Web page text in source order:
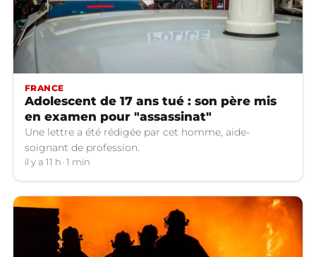
FRANCE
Adolescent de 17 ans tué : son père mis
en examen pour "assassinat"
Une lettre a été rédigée par cet homme, aide-
soignant de profession.
il y a 11 h 1 min